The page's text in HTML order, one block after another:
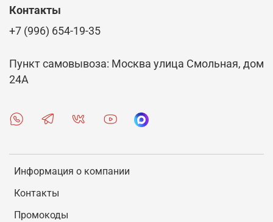
Информация о компании
Контакты
Промокоды
Контакты
+7 (996) 654-19-35
Пункт самовывоза: Москва улица Смольная, дом
24А